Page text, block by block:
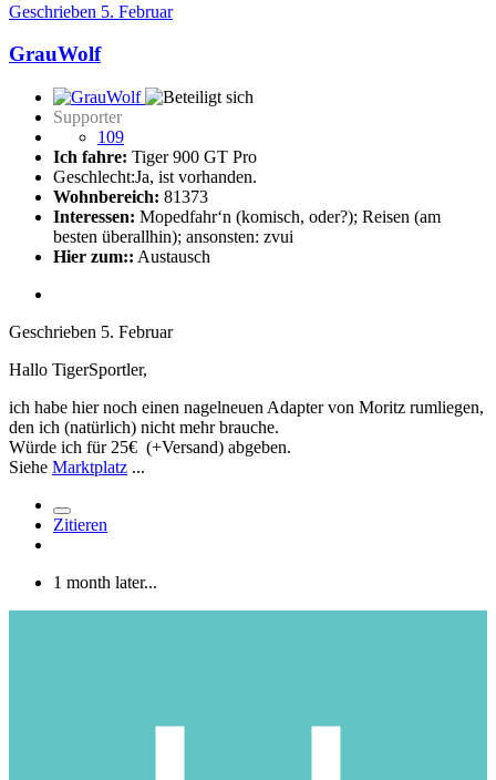
Geschrieben 5. Februar
GrauWolf
Supporter
109
Ich fahre: Tiger 900 GT Pro
Geschlecht:Ja, ist vorhanden.
Wohnbereich: 81373
Interessen: Mopedfahr‘n (komisch, oder?); Reisen (am
besten überallhin); ansonsten: zvui
Hier zum:: Austausch
Geschrieben 5. Februar
Hallo TigerSportler,
ich habe hier noch einen nagelneuen Adapter von Moritz rumliegen,
den ich (natürlich) nicht mehr brauche.
Würde ich für 25€ (+Versand) abgeben.
Siehe Marktplatz ...
Zitieren
1 month later...